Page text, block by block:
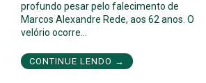
profundo pesar pelo falecimento de
Marcos Alexandre Rede, aos 62 anos. O
velório ocorre…
CONTINUE LENDO →